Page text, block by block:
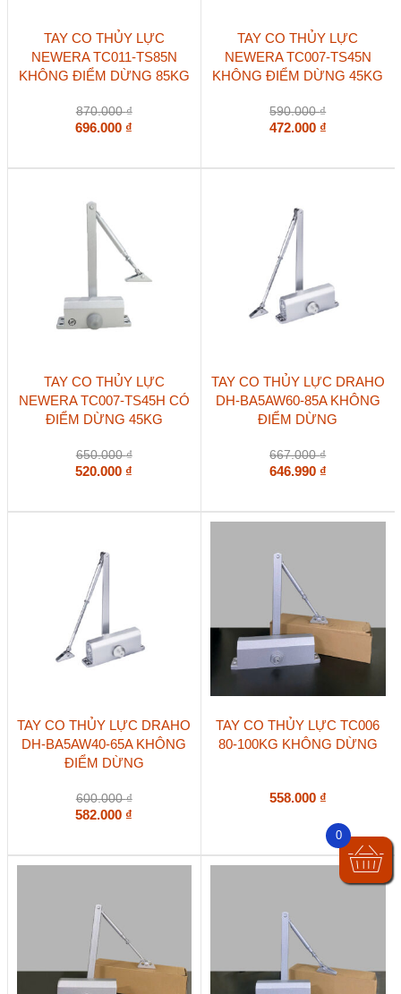
TAY CO THỦY LỰC
NEWERA TC011-TS85N
KHÔNG ĐIỂM DỪNG 85KG
870.000₫
696.000 ₫
TAY CO THỦY LỰC
NEWERA TC007-TS45N
KHÔNG ĐIỂM DỪNG 45KG
590.000₫
472.000 ₫
TAY CO THỦY LỰC
NEWERA TC007-TS45H CÓ
ĐIỂM DỪNG 45KG
650.000₫
520.000 ₫
TAY CO THỦY LỰC DRAHO
DH-BA5AW60-85A KHÔNG
ĐIỂM DỪNG
667.000₫
646.990 ₫
TAY CO THỦY LỰC DRAHO
DH-BA5AW40-65A KHÔNG
ĐIỂM DỪNG
600.000₫
582.000 ₫
TAY CO THỦY LỰC TC006
80-100KG KHÔNG DỪNG
558.000 ₫
0